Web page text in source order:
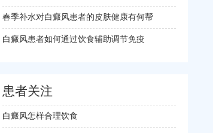
春季补水对白癜风患者的皮肤健康有何帮
白癜风患者如何通过饮食辅助调节免疫
患者关注
白癜风怎样合理饮食